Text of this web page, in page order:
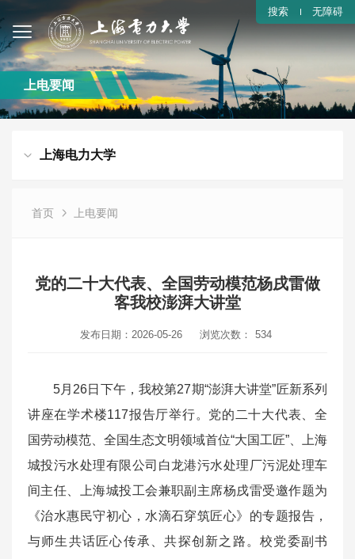
无障碍
搜索
上电要闻
上海电力大学
首页 上电要闻
党的二十大代表、全国劳动模范杨戌雷做
客我校澎湃大讲堂
发布日期：2026-05-26 浏览次数： 534
5月26日下午，我校第27期“澎湃大讲堂”匠新系列
讲座在学术楼117报告厅举行。党的二十大代表、全
国劳动模范、全国生态文明领域首位“大国工匠”、上海
城投污水处理有限公司白龙港污水处理厂污泥处理车
间主任、上海城投工会兼职副主席杨戌雷受邀作题为
《治水惠民守初心，水滴石穿筑匠心》的专题报告，
与师生共话匠心传承、共探创新之路。校党委副书